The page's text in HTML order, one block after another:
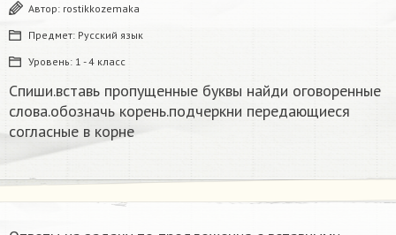
Автор: rostikkozemaka
Предмет: Русский язык
Уровень: 1 - 4 класс
Спиши.вставь пропущенные буквы найди оговоренные
слова.обозначь корень.подчеркни передающиеся
согласные в корне